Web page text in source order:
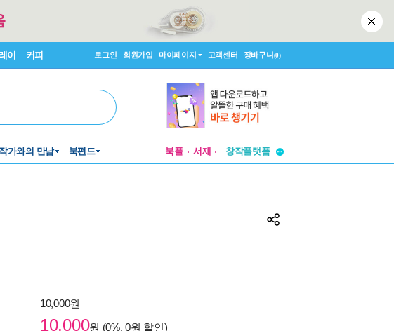
이 커피 로그인 회원가입 마이페이지 고객센터 장바구니(0)
작가와의 만남 북펀드 북플 서재
창작플랫폼
10,000원
10,000원 (0%, 0원 할인)